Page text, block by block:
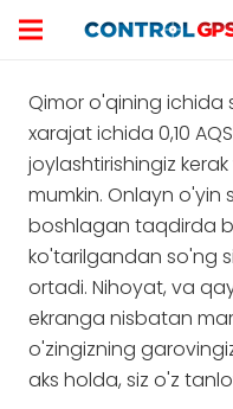
Qimor o'qining ichida
xarajat ichida 0,10
joylashtirishingiz
mumkin. Onlayn
boshlagan taqdirda
ko'tarilgandan so'ng
ortadi. Nihoyat, va
ekranga nisbatan
o'zingizning
aks holda, siz o'z